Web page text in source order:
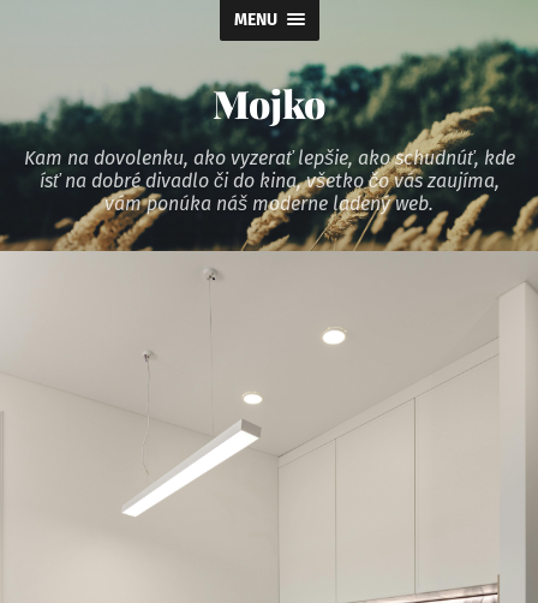
MENU
Mojko
Kam na dovolenku, ako vyzerať lepšie, ako schudnúť, kde
ísť na dobré divadlo či do kina, všetko čo vás zaujíma,
vám ponúka náš moderne ladený web.